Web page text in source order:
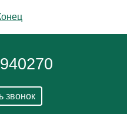
звонок